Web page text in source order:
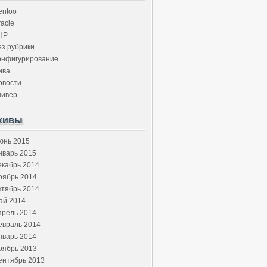
рубрики
2015
2015
2014
2014
2014
2014
2014
2014
2014
2013
2013